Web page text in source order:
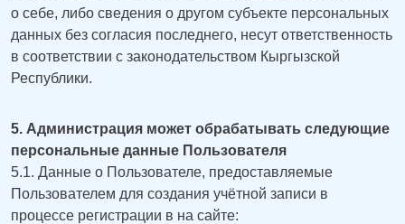
о себе, либо сведения о другом субъекте персональных
данных без согласия последнего, несут ответственность
в соответствии с законодательством Кыргызской
Республики.
5. Администрация может обрабатывать следующие
персональные данные Пользователя
5.1. Данные о Пользователе, предоставляемые
Пользователем для создания учётной записи в
процессе регистрации в на сайте: